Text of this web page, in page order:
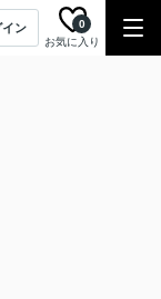
イン
お気に入り
0